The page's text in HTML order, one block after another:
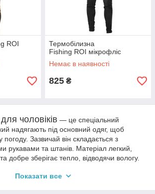
ROI
Термобілизна
Fishing ROI мікрофліс
Немає в наявності
825 ₴
чоловіків — це спеціальний
надягають під основний одяг, щоб
погоду. Зазвичай він складається з
рукавами та штанів. Матеріал легкий,
добре зберігає тепло, відводячи вологу.
і тепло. У магазині Shoes Factory
Показати все